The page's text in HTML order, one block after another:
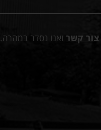
צור קשר ואנו נסדר במהרה.